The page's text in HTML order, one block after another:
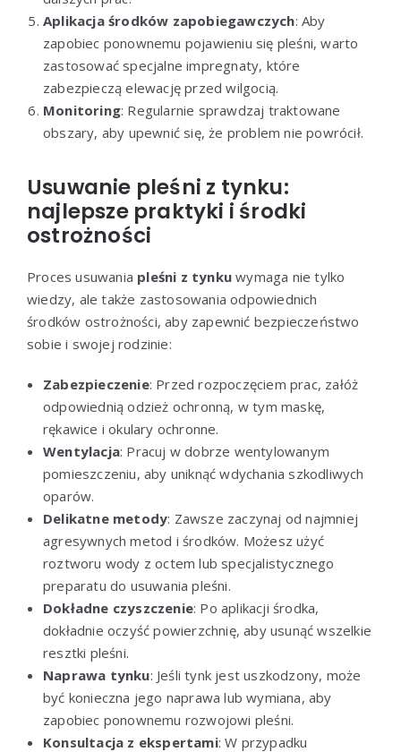
Aplikacja środków zapobiegawczych: Aby
zapobiec ponownemu pojawieniu się pleśni, warto
zastosować specjalne impregnaty, które
zabezpieczą elewację przed wilgocią.
Monitoring: Regularnie sprawdzaj traktowane
obszary, aby upewnić się, że problem nie powrócił.
Usuwanie pleśni z tynku:
najlepsze praktyki i środki
ostrożności
Proces usuwania pleśni z tynku wymaga nie tylko
wiedzy, ale także zastosowania odpowiednich
środków ostrożności, aby zapewnić bezpieczeństwo
sobie i swojej rodzinie:
Zabezpieczenie: Przed rozpoczęciem prac, załóż
odpowiednią odzież ochronną, w tym maskę,
rękawice i okulary ochronne.
Wentylacja: Pracuj w dobrze wentylowanym
pomieszczeniu, aby uniknąć wdychania szkodliwych
oparów.
Delikatne metody: Zawsze zaczynaj od najmniej
agresywnych metod i środków. Możesz użyć
roztworu wody z octem lub specjalistycznego
preparatu do usuwania pleśni.
Dokładne czyszczenie: Po aplikacji środka,
dokładnie oczyść powierzchnię, aby usunąć wszelkie
resztki pleśni.
Naprawa tynku: Jeśli tynk jest uszkodzony, może
być konieczna jego naprawa lub wymiana, aby
zapobiec ponownemu rozwojowi pleśni.
Konsultacja z ekspertami: W przypadku